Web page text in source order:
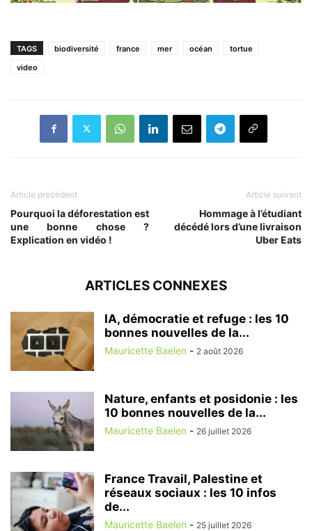
TAGS biodiversité france mer océan
tortue
video
Article précédent
Pourquoi la déforestation est
une bonne chose ?
Explication en vidéo !
Article suivant
Hommage à l’étudiant
décédé lors d’une livraison
Uber Eats
ARTICLES CONNEXES
IA, démocratie et refuge : les 10
bonnes nouvelles de la...
Mauricette Baelen - 2 août 2026
Nature, enfants et posidonie : les
10 bonnes nouvelles de la...
Mauricette Baelen - 26 juillet 2026
France Travail, Palestine et
réseaux sociaux : les 10 infos
de...
Mauricette Baelen - 25 juillet 2026